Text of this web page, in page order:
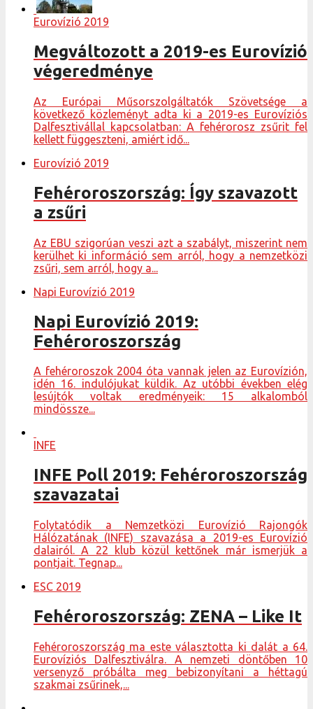
Eurovízió 2019
Megváltozott a 2019-es Eurovízió
végeredménye
Az Európai Műsorszolgáltatók Szövetsége a
következő közleményt adta ki a 2019-es Eurovíziós
Dalfesztivállal kapcsolatban: A fehérorosz zsűrit fel
kellett függeszteni, amiért idő...
Eurovízió 2019
Fehéroroszország: Így szavazott
a zsűri
Az EBU szigorúan veszi azt a szabályt, miszerint nem
kerülhet ki információ sem arról, hogy a nemzetközi
zsűri, sem arról, hogy a...
Napi Eurovízió 2019
Napi Eurovízió 2019:
Fehéroroszország
A fehéroroszok 2004 óta vannak jelen az Eurovízión,
idén 16. indulójukat küldik. Az utóbbi években elég
lesújtók voltak eredményeik: 15 alkalomból
mindössze...
INFE
INFE Poll 2019: Fehéroroszország
szavazatai
Folytatódik a Nemzetközi Eurovízió Rajongók
Hálózatának (INFE) szavazása a 2019-es Eurovízió
dalairól. A 22 klub közül kettőnek már ismerjük a
pontjait. Tegnap...
ESC 2019
Fehéroroszország: ZENA – Like It
Fehéroroszország ma este választotta ki dalát a 64.
Eurovíziós Dalfesztiválra. A nemzeti döntőben 10
versenyző próbálta meg bebizonyítani a héttagú
szakmai zsűrinek,...